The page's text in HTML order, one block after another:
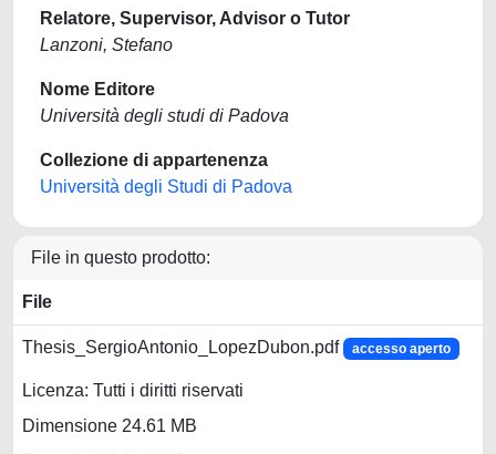
Relatore, Supervisor, Advisor o Tutor
Lanzoni, Stefano
Nome Editore
Università degli studi di Padova
Collezione di appartenenza
Università degli Studi di Padova
File in questo prodotto:
File
Thesis_SergioAntonio_LopezDubon.pdf accesso aperto
Licenza: Tutti i diritti riservati
Dimensione 24.61 MB